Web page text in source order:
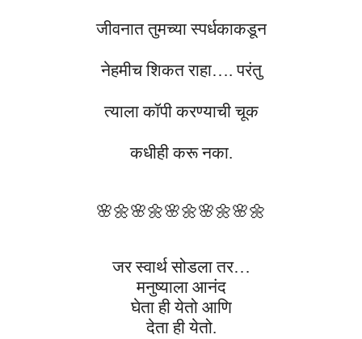
जीवनात तुमच्या स्पर्धकाकडून
नेहमीच शिकत राहा…. परंतु
त्याला कॉपी करण्याची चूक
कधीही करू नका.
🌸🌼🌸🌼🌸🌼🌸🌼🌸🌼
जर स्वार्थ सोडला तर…
मनुष्याला आनंद
घेता ही येतो आणि
देता ही येतो.